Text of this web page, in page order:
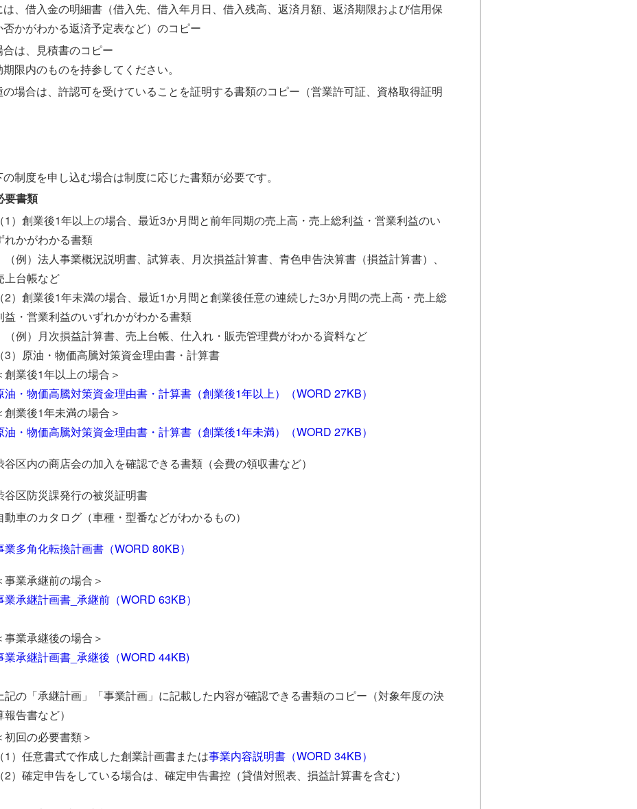
、借入金の明細書（借入先、借入年月日、借入残高、返済月額、返済期限および信用保
かがわかる返済予定表など）のコピー
は、見積書のコピー
限内のものを持参してください。
場合は、許認可を受けていることを証明する書類のコピー（営業許可証、資格取得証明
制度を申し込む場合は制度に応じた書類が必要です。
要書類
（1）創業後1年以上の場合、最近3か月間と前年同期の売上高・売上総利益・営業利益のい
れかがわかる書類
（例）法人事業概況説明書、試算表、月次損益計算書、青色申告決算書（損益計算書）、
上台帳など
（2）創業後1年未満の場合、最近1か月間と創業後任意の連続した3か月間の売上高・売上総
益・営業利益のいずれかがわかる書類
（例）月次損益計算書、売上台帳、仕入れ・販売管理費がわかる資料など
（3）原油・物価高騰対策資金理由書・計算書
創業後1年以上の場合＞
油・物価高騰対策資金理由書・計算書（創業後1年以上）（WORD 27KB）
創業後1年未満の場合＞
油・物価高騰対策資金理由書・計算書（創業後1年未満）（WORD 27KB）
谷区内の商店会の加入を確認できる書類（会費の領収書など）
谷区防災課発行の被災証明書
動車のカタログ（車種・型番などがわかるもの）
業多角化転換計画書（WORD 80KB）
事業承継前の場合＞
業承継計画書_承継前（WORD 63KB）
事業承継後の場合＞
業承継計画書_承継後（WORD 44KB)
記の「承継計画」「事業計画」に記載した内容が確認できる書類のコピー（対象年度の決
報告書など）
初回の必要書類＞
（1）任意書式で作成した創業計画書または事業内容説明書（WORD 34KB）
（2）確定申告をしている場合は、確定申告書控（貸借対照表、損益計算書を含む）